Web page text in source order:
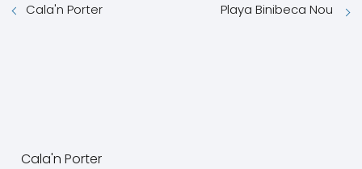
Cala'n Porter Playa Binibeca Nou
Cala'n Porter